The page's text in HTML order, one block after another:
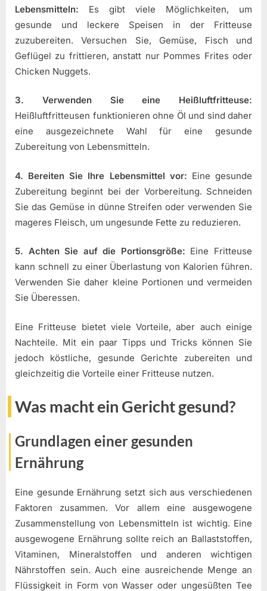
Lebensmitteln: Es gibt viele Möglichkeiten, um
gesunde und leckere Speisen in der Fritteuse
zuzubereiten. Versuchen Sie, Gemüse, Fisch und
Geflügel zu frittieren, anstatt nur Pommes Frites oder
Chicken Nuggets.
3. Verwenden Sie eine Heißluftfritteuse:
Heißluftfritteusen funktionieren ohne Öl und sind daher
eine ausgezeichnete Wahl für eine gesunde
Zubereitung von Lebensmitteln.
4. Bereiten Sie Ihre Lebensmittel vor: Eine gesunde
Zubereitung beginnt bei der Vorbereitung. Schneiden
Sie das Gemüse in dünne Streifen oder verwenden Sie
mageres Fleisch, um ungesunde Fette zu reduzieren.
5. Achten Sie auf die Portionsgröße: Eine Fritteuse
kann schnell zu einer Überlastung von Kalorien führen.
Verwenden Sie daher kleine Portionen und vermeiden
Sie Überessen.
Eine Fritteuse bietet viele Vorteile, aber auch einige
Nachteile. Mit ein paar Tipps und Tricks können Sie
jedoch köstliche, gesunde Gerichte zubereiten und
gleichzeitig die Vorteile einer Fritteuse nutzen.
Was macht ein Gericht gesund?
Grundlagen einer gesunden
Ernährung
Eine gesunde Ernährung setzt sich aus verschiedenen
Faktoren zusammen. Vor allem eine ausgewogene
Zusammenstellung von Lebensmitteln ist wichtig. Eine
ausgewogene Ernährung sollte reich an Ballaststoffen,
Vitaminen, Mineralstoffen und anderen wichtigen
Nährstoffen sein. Auch eine ausreichende Menge an
Flüssigkeit in Form von Wasser oder ungesüßten Tee